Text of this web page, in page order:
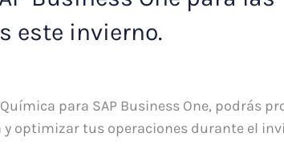
este invierno.
para SAP Business One, podrás
optimizar tus operaciones durante el